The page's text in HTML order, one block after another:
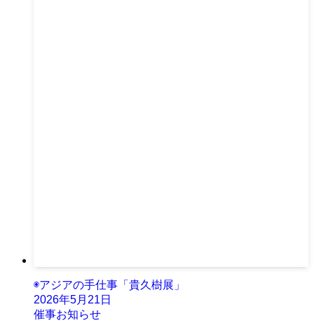
◉アジアの手仕事「貴久樹展」
2026年5月21日
催事お知らせ